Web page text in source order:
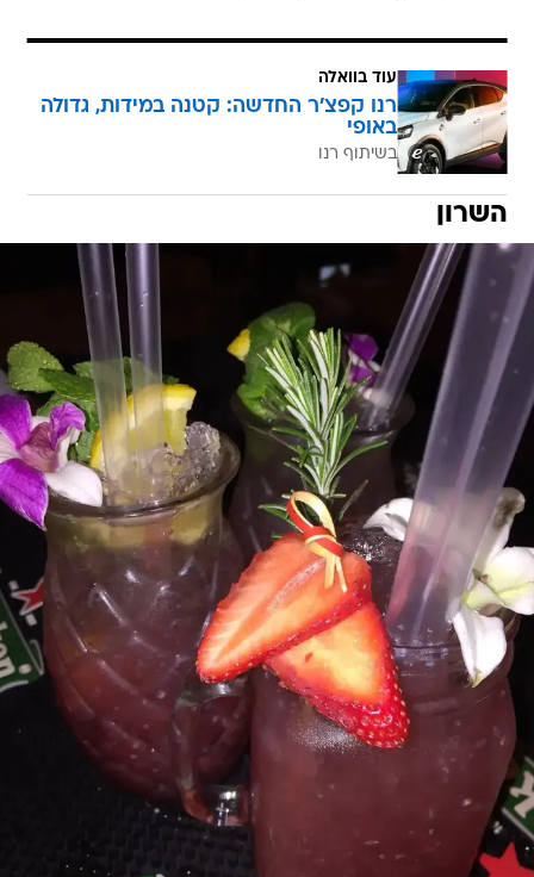
עוד בוואלה
רנו קפצ'ר החדשה: קטנה במידות, גדולה
באופי
בשיתוף רנו
השרון